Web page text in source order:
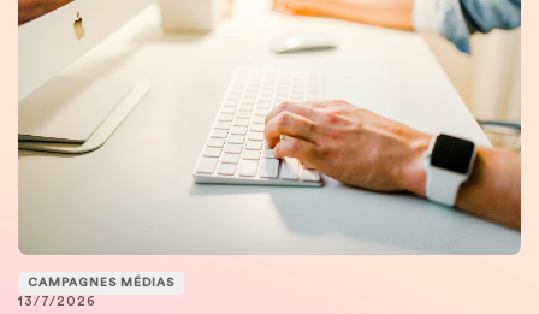
CAMPAGNES MÉDIAS
13/7/2026